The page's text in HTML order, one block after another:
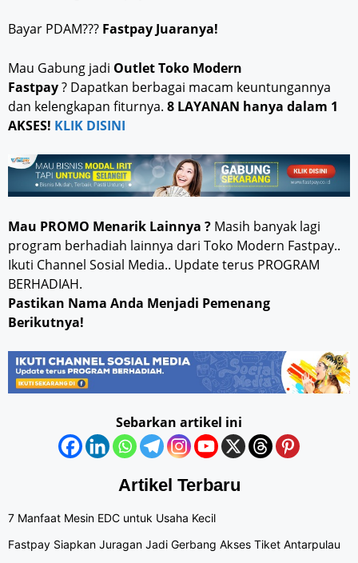
Bayar PDAM??? Fastpay Juaranya!
Mau Gabung jadi Outlet Toko Modern
Fastpay? Dapatkan berbagai macam keuntungannya
dan kelengkapan fiturnya. 8 LAYANAN hanya dalam 1
AKSES! KLIK DISINI
Mau PROMO Menarik Lainnya ? Masih banyak lagi
program berhadiah lainnya dari Toko Modern Fastpay..
Ikuti Channel Sosial Media.. Update terus PROGRAM
BERHADIAH.
Pastikan Nama Anda Menjadi Pemenang
Berikutnya!
Sebarkan artikel ini
Artikel Terbaru
7 Manfaat Mesin EDC untuk Usaha Kecil
Fastpay Siapkan Juragan Jadi Gerbang Akses Tiket Antarpulau